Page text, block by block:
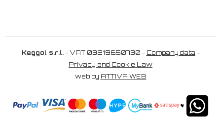
Keggol s.r.l.- VAT 03219650730 - Company data -
Privacy and Cookie Law
web by ATTIVA WEB